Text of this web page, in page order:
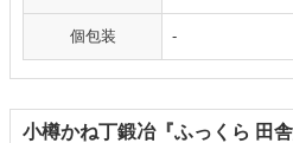
個包装 -
小樽かね丁鍛冶『ふっくら 田舎